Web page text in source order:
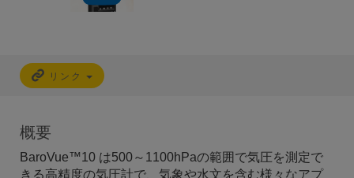
リンク
概要
BaroVue™10 は500～1100hPaの範囲で気圧を測定で
きる高精度の気圧計で、気象や水文を含む様々なアプ